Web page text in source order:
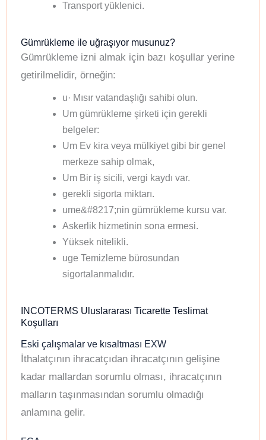
Transport yüklenici.
Gümrükleme ile uğraşıyor musunuz?
Gümrükleme izni almak için bazı koşullar yerine
getirilmelidir, örneğin:
u· Mısır vatandaşlığı sahibi olun.
Um gümrükleme şirketi için gerekli
belgeler:
Um Ev kira veya mülkiyet gibi bir genel
merkeze sahip olmak,
Um Bir iş sicili, vergi kaydı var.
gerekli sigorta miktarı.
ume&#8217;nin gümrükleme kursu var.
Askerlik hizmetinin sona ermesi.
Yüksek nitelikli.
uge Temizleme bürosundan
sigortalanmalıdır.
INCOTERMS Uluslararası Ticarette Teslimat
Koşulları
Eski çalışmalar ve kısaltması EXW
İthalatçının ihracatçıdan ihracatçının gelişine
kadar mallardan sorumlu olması, ihracatçının
malların taşınmasından sorumlu olmadığı
anlamına gelir.